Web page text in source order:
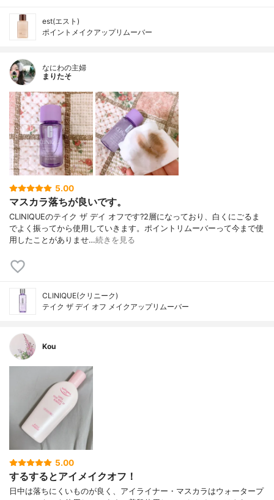
est(エスト)
ポイントメイクアップリムーバー
なにわの主婦
まりたそ
5.00
マスカラ落ちが良いです。
CLINIQUEのテイク ザ デイ オフです?2層になっており、白くにごるま
でよく振ってから使用していきます。ポイントリムーバーって今まで使
用したことがありませ…続きを見る
CLINIQUE(クリニーク)
テイク ザ デイ オフ メイクアップリムーバー
Kou
5.00
するするとアイメイクオフ！
日中は落ちにくいものが良く、アイライナー・マスカラはウォータープ